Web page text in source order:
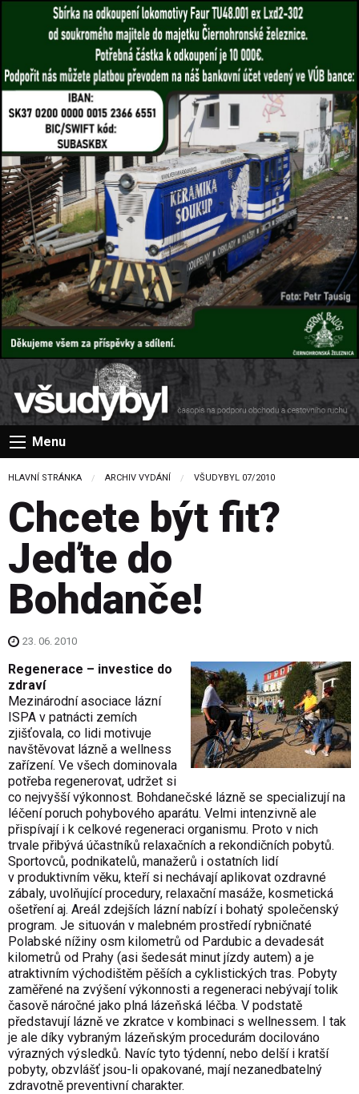
Menu
HLAVNÍ STRÁNKA ARCHIV VYDÁNÍ VŠUDYBYL 07/2010
Chcete být fit?
Jeďte do
Bohdanče!
23. 06. 2010
Regenerace – investice do
zdraví
Mezinárodní asociace lázní
ISPA v patnácti zemích
zjišťovala, co lidi motivuje
navštěvovat lázně a wellness
zařízení. Ve všech dominovala
potřeba regenerovat, udržet si
co nejvyšší výkonnost. Bohdanečské lázně se specializují na
léčení poruch pohybového aparátu. Velmi intenzivně ale
přispívají i k celkové regeneraci organismu. Proto v nich
trvale přibývá účastníků relaxačních a rekondičních pobytů.
Sportovců, podnikatelů, manažerů i ostatních lidí
v produktivním věku, kteří si nechávají aplikovat ozdravné
zábaly, uvolňující procedury, relaxační masáže, kosmetická
ošetření aj. Areál zdejších lázní nabízí i bohatý společenský
program. Je situován v malebném prostředí rybničnaté
Polabské nížiny osm kilometrů od Pardubic a devadesát
kilometrů od Prahy (asi šedesát minut jízdy autem) a je
atraktivním východištěm pěších a cyklistických tras. Pobyty
zaměřené na zvýšení výkonnosti a regeneraci nebývají tolik
časově náročné jako plná lázeňská léčba. V podstatě
představují lázně ve zkratce v kombinaci s wellnessem. I tak
je ale díky vybraným lázeňským procedurám docilováno
výrazných výsledků. Navíc tyto týdenní, nebo delší i kratší
pobyty, obzvlášť jsou-li opakované, mají nezanedbatelný
zdravotně preventivní charakter.